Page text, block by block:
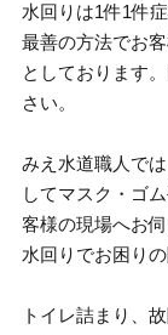
水回りは1件1件
最善の方法でお
としております
さい。
みえ水道職人で
してマスク・ゴ
客様の現場へお
水回りでお困り
トイレ詰まり、